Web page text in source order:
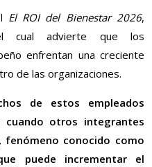
El ROI del Bienestar 2026,
cual advierte que los
enfrentan una creciente
de las organizaciones.
de estos empleados
cuando otros integrantes
fenómeno conocido como
puede incrementar el